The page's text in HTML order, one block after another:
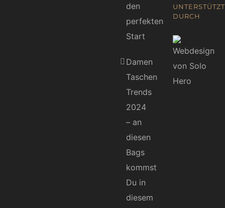
den
perfekten
Start
Damen
Taschen
Trends
2024
– an
diesen
Bags
kommst
Du in
diesem
UNTERSTÜTZT
DURCH